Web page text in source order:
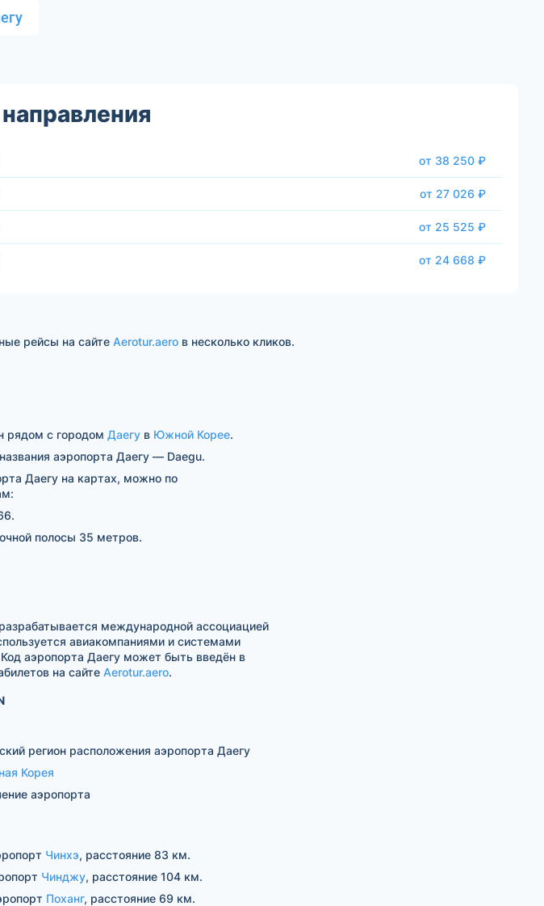
от 38 250 ₽
от 27 026 ₽
от 25 525 ₽
от 24 668 ₽
рейсы на сайте Aerotur.aero в несколько кликов.
рядом с городом Даегув Южной Корее.
аэропорта Даегу — Daegu.
Даегу на картах, можно по
полосы 35 метров.
международной ассоциацией
авиакомпаниями и системами
аэропорта Даегу может быть введён в
на сайте Aerotur.aero.
регион расположения аэропорта Даегу
Корея
аэропорта
Чинхэ, расстояние 83 км.
Чинджу, расстояние 104 км.
Поханг, расстояние 69 км.